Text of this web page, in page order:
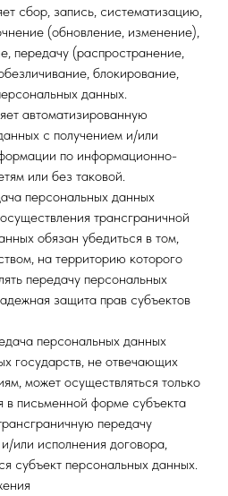
сбор, запись, систематизацию,
(обновление, изменение),
передачу (распространение,
блокирование,
данных.
автоматизированную
с получением и/или
по информационно-
или без таковой.
персональных данных
трансграничной
обязан убедиться в том,
на территорию которого
передачу персональных
защита прав субъектов
персональных данных
государств, не отвечающих
может осуществляться только
в письменной форме субъекта
передачу
или исполнения договора,
субъект персональных данных.